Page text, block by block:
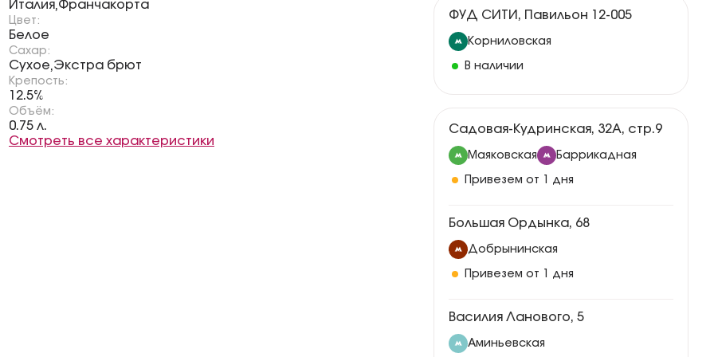
Италия,Франчакорта
Цвет:
Белое
Сахар:
Сухое,Экстра брют
Крепость:
12.5%
Объём:
0.75 л.
Смотреть все характеристики
ФУД СИТИ, Павильон 12-005
Корниловская
В наличии
Садовая-Кудринская, 32А, стр.9
Маяковская Баррикадная
Привезем от 1 дня
Большая Ордынка, 68
Добрынинская
Привезем от 1 дня
Василия Ланового, 5
Аминьевская